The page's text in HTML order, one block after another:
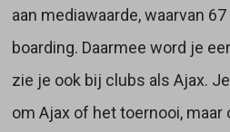
aan mediawaarde, waarvan
boarding. Daarmee word je
zie je ook bij clubs als Ajax.
om Ajax of het toernooi, maar